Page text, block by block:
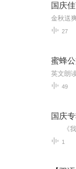
国庆
27
蜜蜂
49
国庆
1